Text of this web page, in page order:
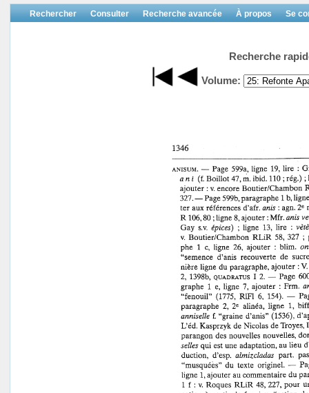
Rechercher Consulter Recherche avancée À propos Se
Recherche
Volume: